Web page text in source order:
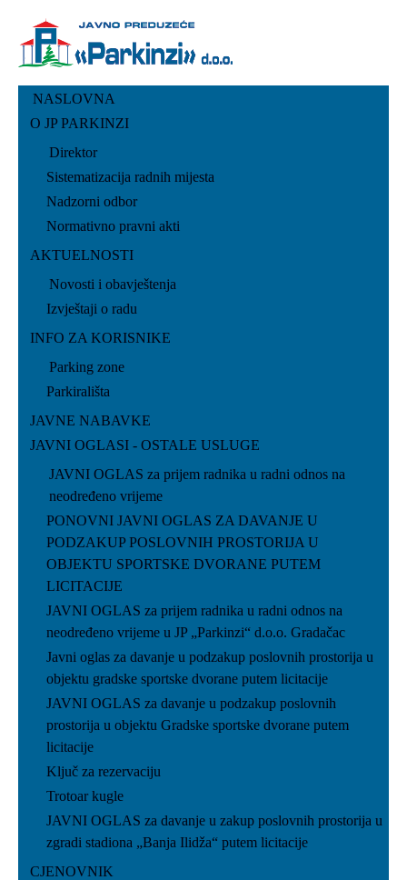
NASLOVNA
O JP PARKINZI
Direktor
Sistematizacija radnih mijesta
Nadzorni odbor
Normativno pravni akti
AKTUELNOSTI
Novosti i obavještenja
Izvještaji o radu
INFO ZA KORISNIKE
Parking zone
Parkirališta
JAVNE NABAVKE
JAVNI OGLASI - OSTALE USLUGE
JAVNI OGLAS za prijem radnika u radni odnos na
neodređeno vrijeme
PONOVNI JAVNI OGLAS ZA DAVANJE U
PODZAKUP POSLOVNIH PROSTORIJA U
OBJEKTU SPORTSKE DVORANE PUTEM
LICITACIJE
JAVNI OGLAS za prijem radnika u radni odnos na
neodređeno vrijeme u JP „Parkinzi“ d.o.o. Gradačac
Javni oglas za davanje u podzakup poslovnih prostorija u
objektu gradske sportske dvorane putem licitacije
JAVNI OGLAS za davanje u podzakup poslovnih
prostorija u objektu Gradske sportske dvorane putem
licitacije
Ključ za rezervaciju
Trotoar kugle
JAVNI OGLAS za davanje u zakup poslovnih prostorija u
zgradi stadiona „Banja Ilidža“ putem licitacije
CJENOVNIK